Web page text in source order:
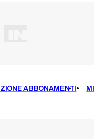
ABBONAMENTI